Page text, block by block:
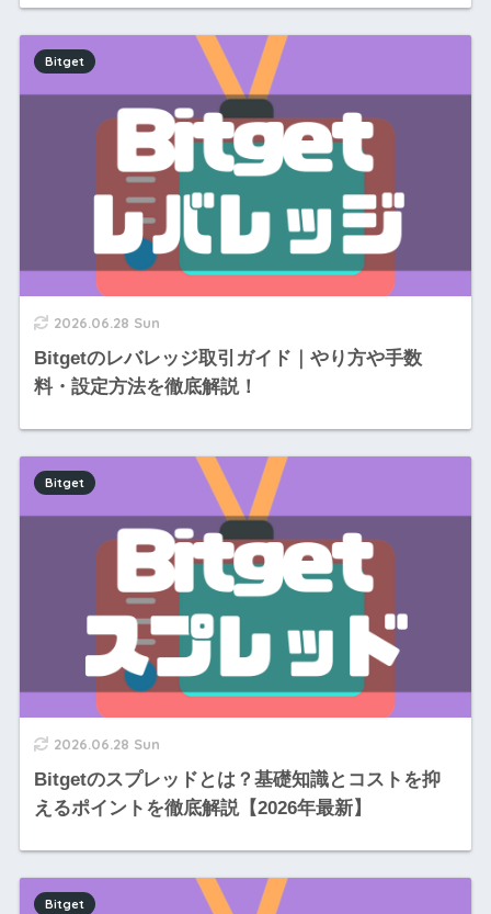
2026.06.28 Sun
Bitgetのレバレッジ取引ガイド｜やり方や手数
料・設定方法を徹底解説！
Bitget
2026.06.28 Sun
Bitgetのスプレッドとは？基礎知識とコストを抑
えるポイントを徹底解説【2026年最新】
Bitget
Bitget